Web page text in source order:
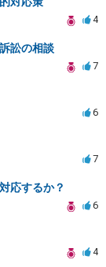
4
訟の相談
7
6
7
応するか？
6
4